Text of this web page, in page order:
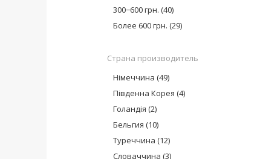
FEBI BILSTEIN(1)
300−600 грн. (40)
Более 600 грн. (29)
Страна производитель
Німеччина (49)
Південна Корея (4)
Голандія (2)
Бельгия (10)
Туреччина (12)
Словаччина (3)